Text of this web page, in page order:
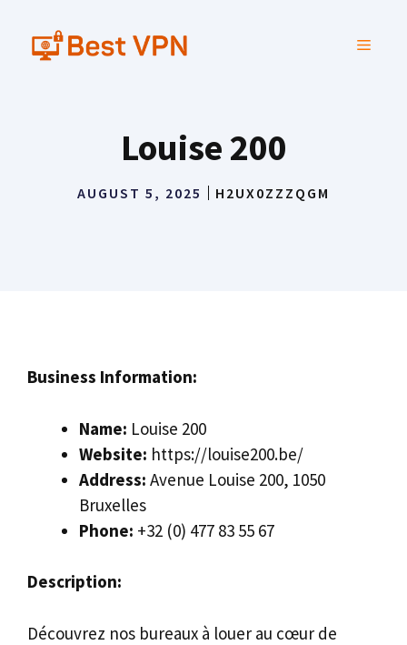
content
MENU
Louise 200
AUGUST 5, 2025 H2UX0ZZZQGM
Business Information:
Name: Louise 200
Website: https://louise200.be/
Address: Avenue Louise 200, 1050
Bruxelles
Phone: +32 (0) 477 83 55 67‬
Description:
Découvrez nos bureaux à louer au cœur de